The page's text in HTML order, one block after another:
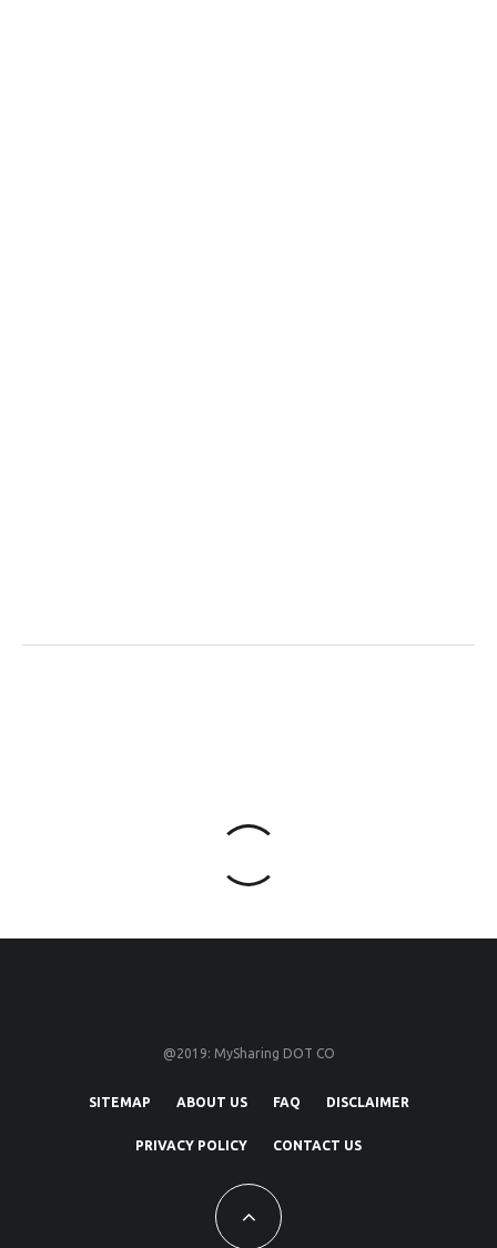
@2019: MySharing DOT CO
SITEMAP ABOUT US FAQ DISCLAIMER
PRIVACY POLICY CONTACT US